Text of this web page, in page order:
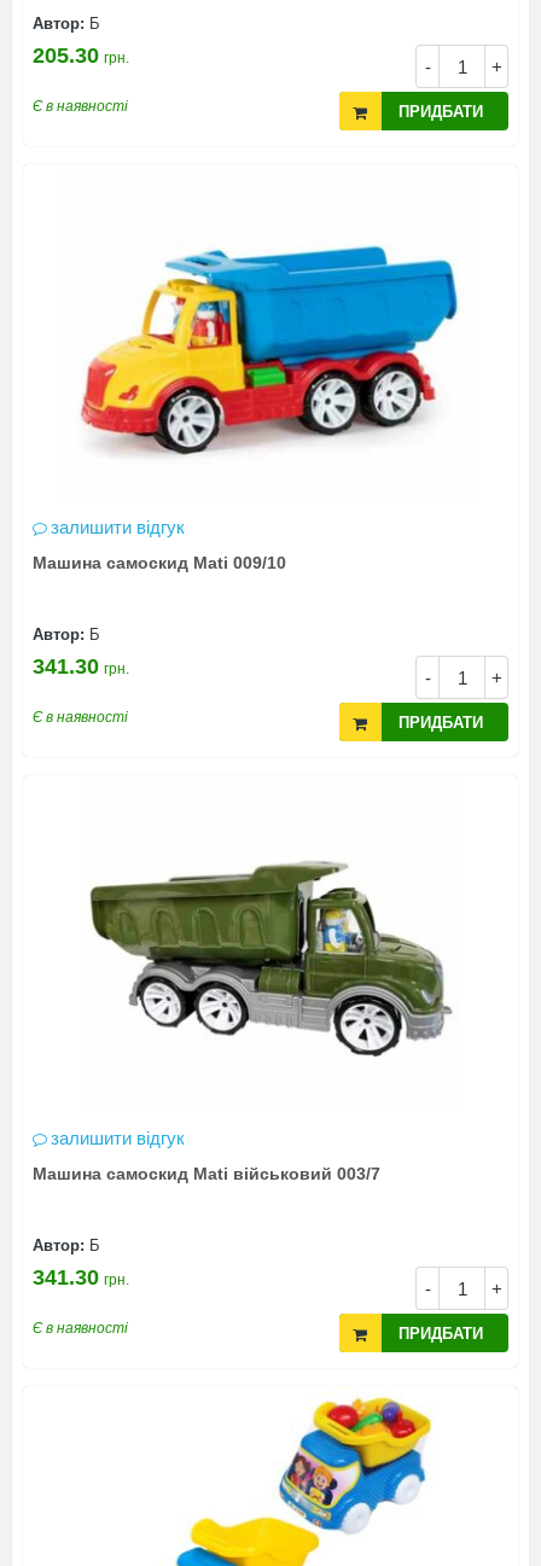
Автор: Б
- +
205.30 грн.
Є в наявності ПРИДБАТИ
залишити відгук
Машина самоскид Mati 009/10
Автор: Б
- +
341.30 грн.
Є в наявності ПРИДБАТИ
залишити відгук
Машина самоскид Mati військовий 003/7
Автор: Б
- +
341.30 грн.
Є в наявності ПРИДБАТИ